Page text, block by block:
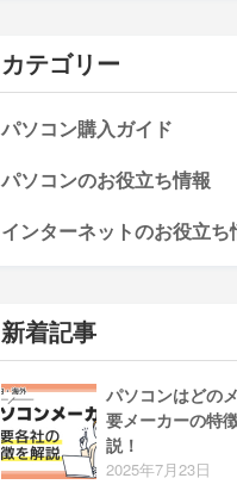
カテゴリー
パソコン購入ガイド
パソコンのお役立ち情報
インターネットのお役立ち
新着記事
パソコンはどの
要メーカーの特
説！
2025年7月23日